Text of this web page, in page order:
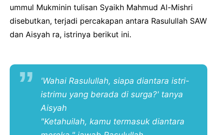
ummul Mukminin tulisan Syaikh Mahmud Al-Mishri
disebutkan, terjadi percakapan antara Rasulullah SAW
dan Aisyah ra, istrinya berikut ini.
'Wahai Rasulullah, siapa diantara istri-
istrimu yang berada di surga?' tanya
Aisyah
"Ketahuilah, kamu termasuk diantara